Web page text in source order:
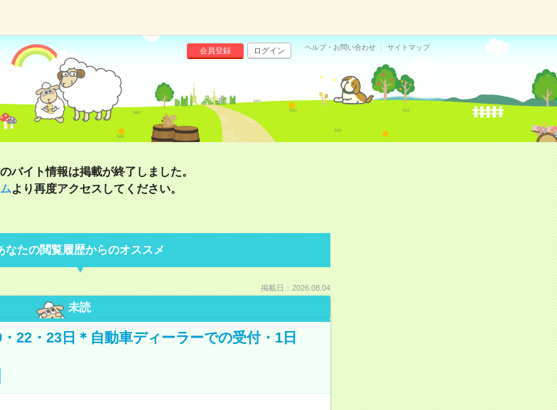
会員登録 ログイン ヘルプ・お問い合わせ サイトマップ
バイト情報は掲載が終了しました。
より再度アクセスしてください。
なたの閲覧履歴からのオススメ
掲載日：2026.08.04
未読
22・23日＊自動車ディーラーでの受付・1日